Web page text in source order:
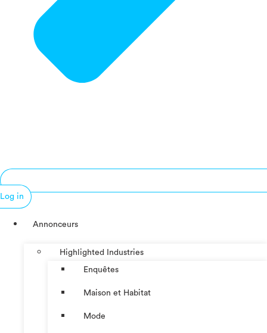
Log in
Annonceurs
Highlighted Industries
Enquêtes
Maison et Habitat
Mode